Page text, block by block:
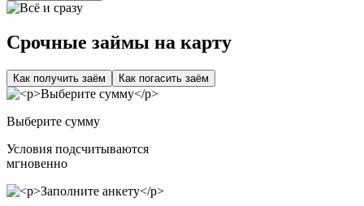
Срочные займы на карту
Как получить заём Как погасить заём
Выберите сумму
Условия подсчитываются
мгновенно